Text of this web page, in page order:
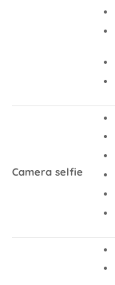
Camera selfie